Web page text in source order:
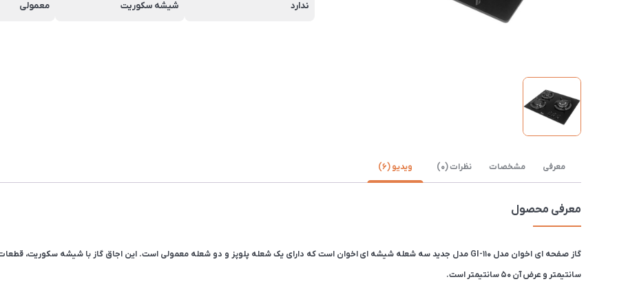
ندارد شیشه سکوریت معمولی
معرفی مشخصات نظرات (0) ویدیو (6)
معرفی محصول
سانتیمتر و عرض آن 50 سانتیمتر است.